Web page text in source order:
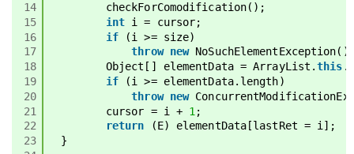
14
15
16
17
18
19
20
21
22
23
checkForComodification();
int i = cursor;
if
(i >= size)
throw new
Object[] elementData = ArrayList.this
if
(i >= elementData.length)
throw new
cursor = i + 1 ;
return
(E) elementData[lastRet = i];
}